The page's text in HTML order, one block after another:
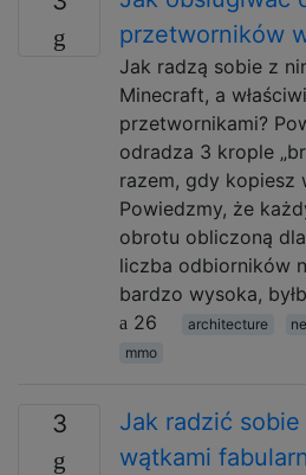
przetworników
Jak radzą sobie z
Minecraft, a
przetwornikami?
odradza 3 krople
razem, gdy kopiesz
Powiedzmy, że
obrotu obliczoną
liczba odbiorników
bardzo wysoka,
26
architecture
mmo
3
Jak radzić
wątkami